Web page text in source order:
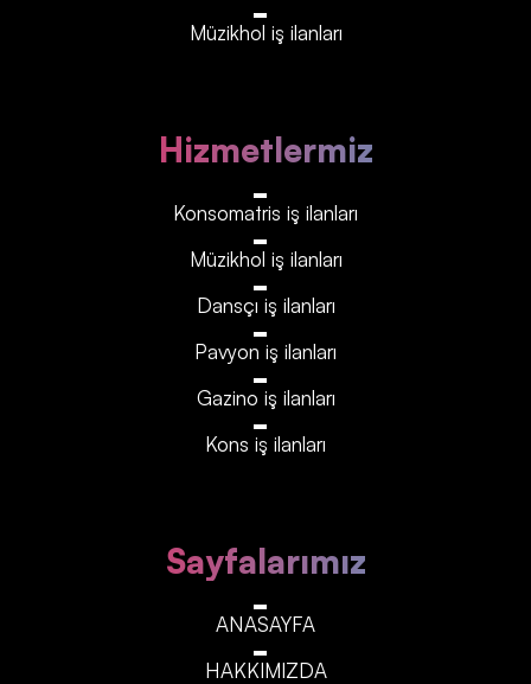
Müzikhol iş ilanları
Hizmetlermiz
Konsomatris iş ilanları
Müzikhol iş ilanları
Dansçı iş ilanları
Pavyon iş ilanları
Gazino iş ilanları
Kons iş ilanları
Sayfalarımız
ANASAYFA
HAKKIMIZDA